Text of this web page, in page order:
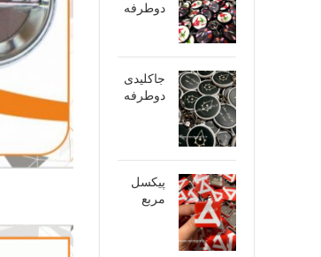
دوطرفه
جاکلیدی
دوطرفه
پیکسل
مربع